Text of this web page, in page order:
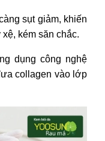
sụt giảm, khiến
kém săn chắc.
dụng công nghệ
collagen vào lớp